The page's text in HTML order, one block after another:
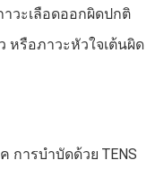
วะเลือดออกผิดปกติ
หรือภาวะหัวใจเต้นผิด
การบำบัดด้วย TENS